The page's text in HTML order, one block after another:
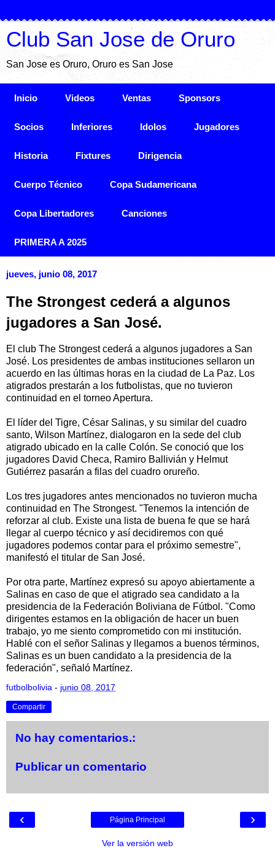
Club San Jose de Oruro
San Jose es Oruro, Oruro es San Jose
Inicio Videos Ventas Sponsors
Socios Inferiores Idolos Jugadores
Historia Fixtures Dirigencia
Cuerpo Técnico Copa Sudamericana
Copa Libertadores Canciones
PRIMERA A 2025
jueves, junio 08, 2017
The Strongest cederá a algunos
jugadores a San José.
El club The Strongest cederá a algunos jugadores a San
José. Los presidentes de ambas instituciones sellaron un
acuerdo en las últimas horas en la ciudad de La Paz. Los
atigrados prestarán a los futbolistas, que no tuvieron
continuidad en el torneo Apertura.
El líder del Tigre, César Salinas, y su similar del cuadro
santo, Wilson Martínez, dialogaron en la sede del club
atigrado ubicado en la calle Colón. Se conoció que los
jugadores David Checa, Ramiro Ballivián y Helmut
Gutiérrez pasarán a filas del cuadro orureño.
Los tres jugadores antes mencionados no tuvieron mucha
continuidad en The Strongest. "Tenemos la intención de
reforzar al club. Existe una lista de buena fe que se hará
llegar al cuerpo técnico y así decidiremos con qué
jugadores podemos contar para el próximo semestre",
manifestó el titular de San José.
Por otra parte, Martínez expresó su apoyo abiertamente a
Salinas en caso de que el atigrado sea candidato a la
presidencia de la Federación Boliviana de Fútbol. "Como
dirigentes estamos en la obligación de hacer un buen
trabajo, yo me siento comprometido con mi institución.
Hablé con el señor Salinas y llegamos a buenos términos,
Salinas es un buen candidato a la presidencia de la
federación", señaló Martínez.
futbolbolivia - junio 08, 2017
Compartir
No hay comentarios.:
Publicar un comentario
‹ ›
Página Principal
Ver la versión web